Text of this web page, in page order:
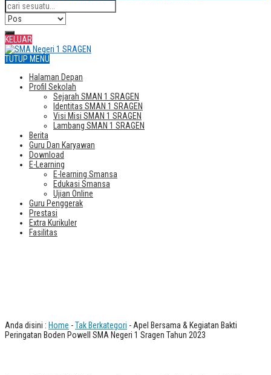
KELUAR
TUTUP MENU
Halaman Depan
Profil Sekolah
Sejarah SMAN 1 SRAGEN
Identitas SMAN 1 SRAGEN
Visi Misi SMAN 1 SRAGEN
Lambang SMAN 1 SRAGEN
Berita
Guru Dan Karyawan
Download
E-Learning
E-learning Smansa
Edukasi Smansa
Ujian Online
Guru Penggerak
Prestasi
Extra Kurikuler
Fasilitas
Anda disini : Home -Tak Berkategori - Apel Bersama & Kegiatan Bakti
Peringatan Boden Powell SMA Negeri 1 Sragen Tahun 2023